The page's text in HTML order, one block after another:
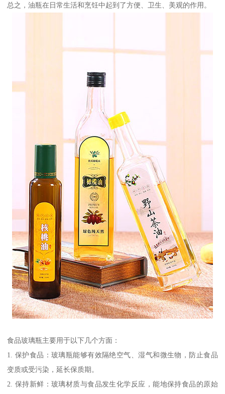
总之，油瓶在日常生活和烹饪中起到了方便、卫生、美观的作用。
食品玻璃瓶主要用于以下几个方面：
1. 保护食品：玻璃瓶能够有效隔绝空气、湿气和微生物，防止食品
变质或受污染，延长保质期。
2. 保持新鲜：玻璃材质与食品发生化学反应，能地保持食品的原始